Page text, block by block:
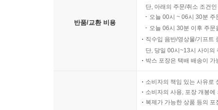
반품/교환 비용
단, 아래의 주문/취소 조건
오늘 00시 ~ 06시 30분
오늘 06시 30분 이후 주
직수입 음반/영상물/기프트
단, 당일 00시~13시 사이의
박스 포장은 택배 배송이
소비자의 책임 있는 사유로
소비자의 사용, 포장 개봉
복제가 가능한 상품 등의